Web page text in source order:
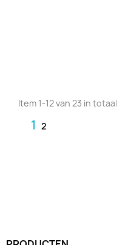
Item 1-12 van 23 in
1 2